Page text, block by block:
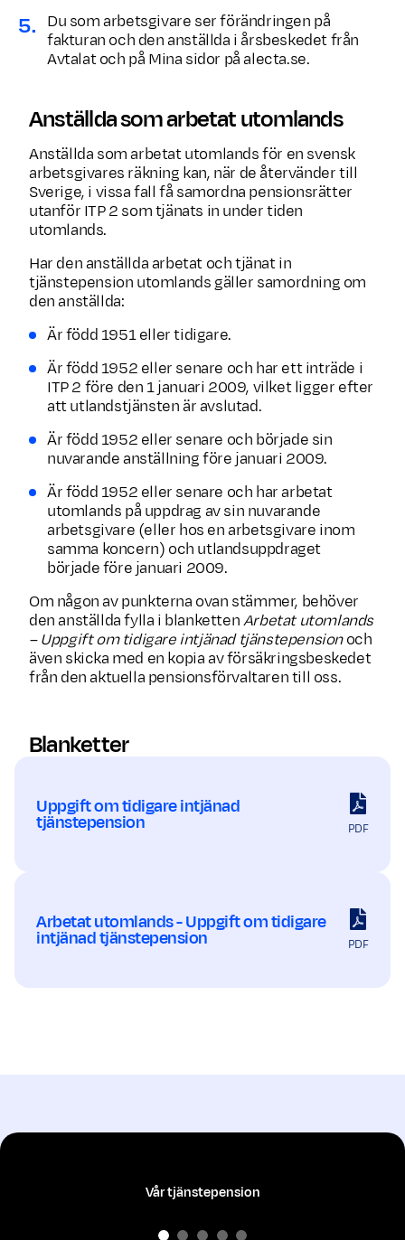
Du som arbets­givare ser förändringen på
fakturan och den anställda i årsbeskedet från
Avtalat och på Mina sidor på alecta.se.
Anställda som arbetat utomlands
Anställda som arbetat utomlands för en svensk
arbetsgivares räkning kan, när de återvänder till
Sverige, i vissa fall få samordna pensionsrätter
utanför ITP 2 som tjänats in under tiden
utomlands.
Har den anställda arbetat och tjänat in
tjänstepension utomlands gäller samordning om
den anställda:
Är född 1951 eller tidigare.
Är född 1952 eller senare och har ett inträde i
ITP 2 före den 1 januari 2009, vilket ligger efter
att utlandstjänsten är avslutad.
Är född 1952 eller senare och började sin
nuvarande anställning före januari 2009.
Är född 1952 eller senare och har arbetat
utomlands på uppdrag av sin nuvarande
arbetsgivare (eller hos en arbetsgivare inom
samma koncern) och utlandsuppdraget
började före januari 2009.
Om någon av punkterna ovan stämmer, behöver
den anställda fylla i blankettenArbetat utomlands
– Uppgift om tidigare intjänad tjänstepensionoch
även skicka med en kopia av försäkringsbeskedet
från den aktuella pensionsförvaltaren till oss.
Blanketter
Uppgift om tidigare intjänad
tjänstepension PDF
Arbetat utomlands - Uppgift om tidigare
intjänad tjänstepension PDF
Vår tjänstepension